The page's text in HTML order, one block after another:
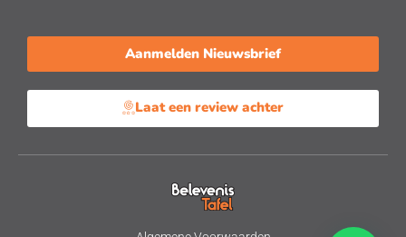
Aanmelden Nieuwsbrief
Laat een review achter